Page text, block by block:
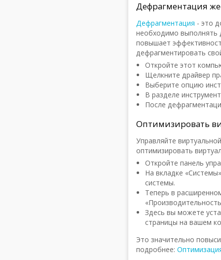
Дефрагментация
Дефрагментация - это
необходимо выполнять
повышает
дефрагментировать
Откройте этот
Щелкните драйвер
Выберите опцию
В разделе
После
Оптимизировать
Управляйте
оптимизировать
Откройте панель
На вкладке
системы.
Теперь в
Здесь вы можете
страницы на вашем
Это значительно
подробнее: